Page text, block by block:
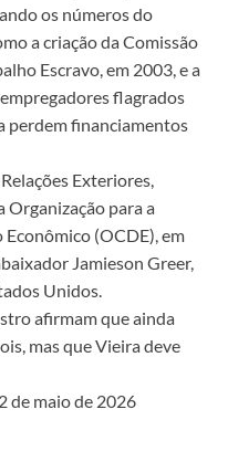
os números do
a criação da Comissão
Escravo, em 2003, e a
empregadores flagrados
perdem financiamentos
Exteriores,
Organização para a
(OCDE), em
Jamieson Greer,
Unidos.
afirmam que ainda
mas que Vieira deve
de maio de 2026